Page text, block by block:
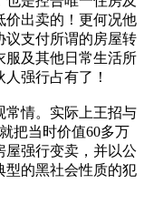
价出卖的！更何况他
议支付所谓的房屋转
服及其他日常生活所
强行占有了！
情。实际上王招与
把当时价值60多万
屋强行变卖，并以公
型的黑社会性质的犯